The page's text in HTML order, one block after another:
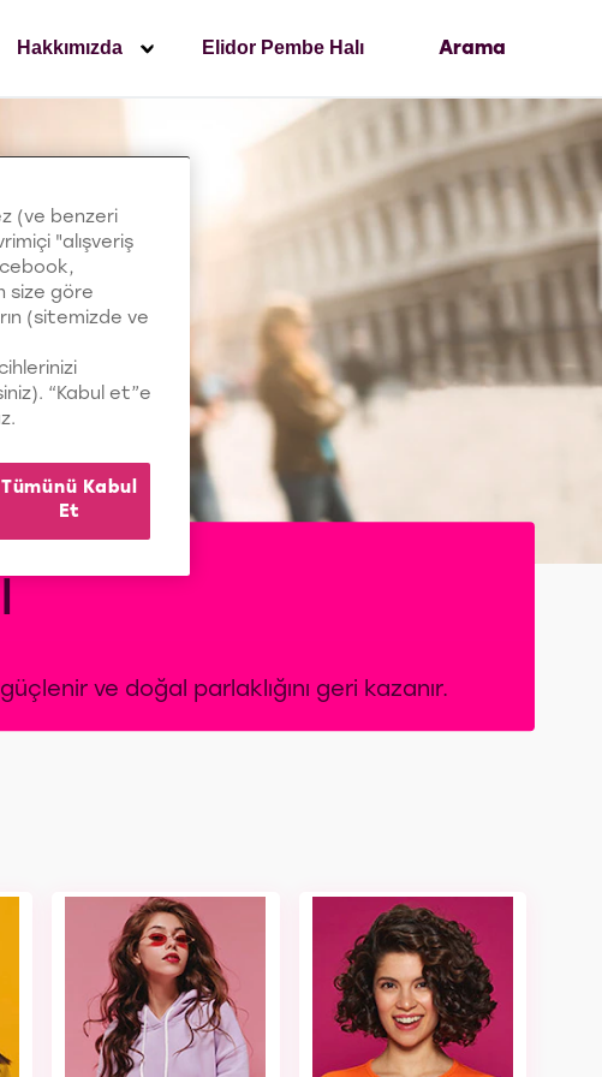
Hakkımızda Elidor Pembe Halı Arama
ve doğal parlaklığını geri kazanır.
(ve benzeri
"alışveriş
size göre
(sitemizde ve
“Kabul et”e
Tümünü Kabul
Et